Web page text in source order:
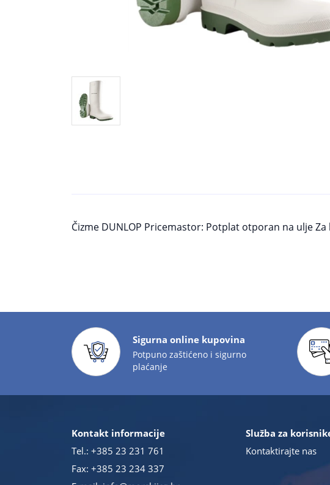
Čizme DUNLOP Pricemastor: Potplat otporan na ulje
Sigurna online kupovina
Potpuno zaštićeno i sigurno
plaćanje
Kontakt informacije
Tel.: +385 23 231 761
Fax: +385 23 234 337
Služba za
Kontaktirajte nas